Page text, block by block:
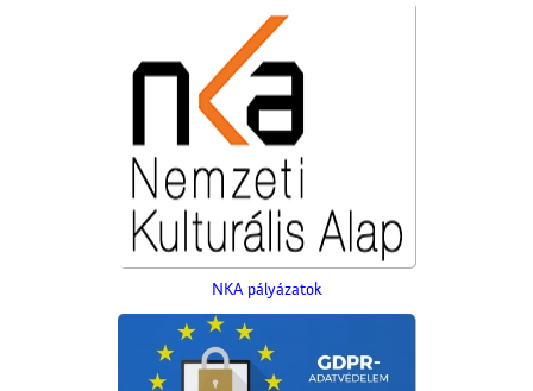
NKA pályázatok